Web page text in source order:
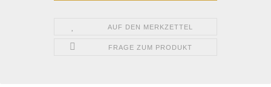
AUF DEN MERKZETTEL
FRAGE ZUM PRODUKT